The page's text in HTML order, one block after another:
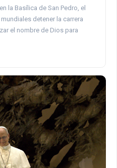
la Basílica de San Pedro, el
detener la carrera
el nombre de Dios para